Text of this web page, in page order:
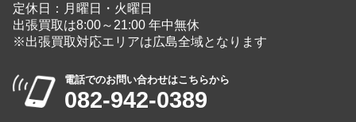
営業時間：10:00～19:00
定休日：月曜日・火曜日
出張買取は8:00～21:00 年中無休